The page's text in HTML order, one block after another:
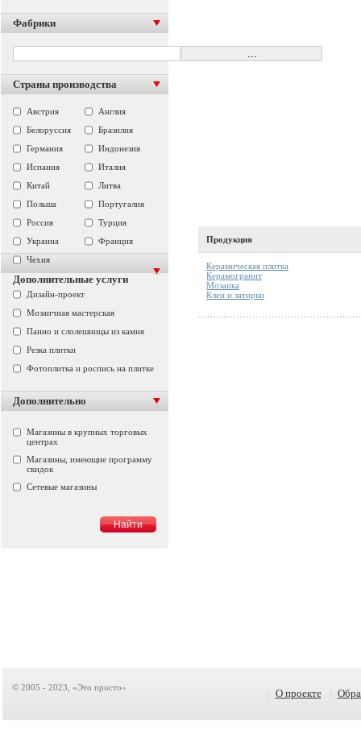
Продукция
Керамическая плитка
Керамогранит
Мозаика
Клеи и затирки
Фабрики
Страны производства
Австрия
Англия
Белоруссия
Бразилия
Германия
Индонезия
Испания
Италия
Китай
Литва
Польша
Португалия
Россия
Турция
Украина
Франция
Чехия
Дополнительные услуги
Дизайн-проект
Мозаичная мастерская
Панно и слолешницы из камня
Резка плитки
Фотоплитка и роспись на плитке
Дополнительно
Магазины в крупных торговых
центрах
Магазины, имеющие программу
скидок
Сетевые магазины
© 2005 - 2023, «Это просто» О проекте